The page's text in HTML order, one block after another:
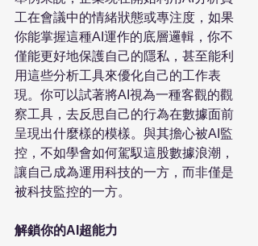
工在會議中的情緒狀態或專注度，如果
你能掌握這種AI運作的底層邏輯，你不
僅能更好地保護自己的隱私，甚至能利
用這些分析工具來優化自己的工作表
現。你可以試著將AI視為一種客觀的觀
察工具，去反思自己的行為在數據面前
呈現出什麼樣的模樣。與其擔心被AI監
控，不如學會如何駕馭這股數據浪潮，
讓自己成為運用科技的一方，而非僅是
被科技監控的一方。
解鎖你的AI超能力